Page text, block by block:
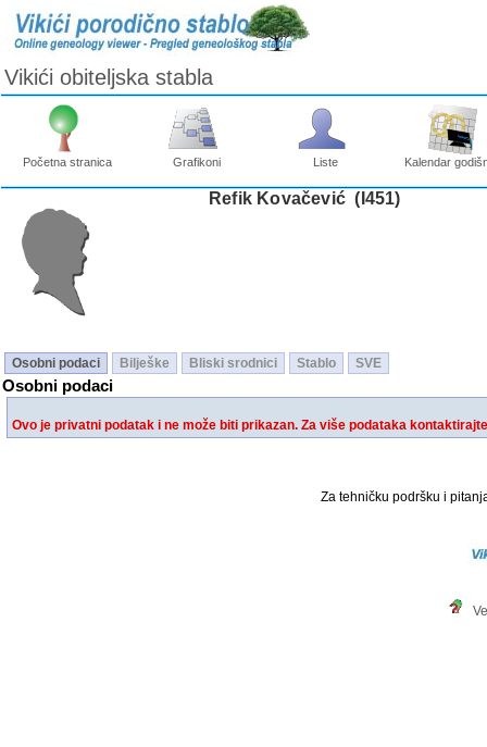
Vikići obiteljska stabla
Početna stranica Grafikoni Liste Kalendar
Refik Kovačević ‎(I451)‎
Osobni podaci Bilješke Bliski srodnici Stablo SVE
Osobni podaci
Ovo je privatni podatak i ne može biti prikazan. Za više podataka
Za tehničku podršku i